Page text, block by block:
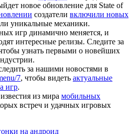
новое обновление для State of
создатели включили новых
уникальные механики.
игр динамично меняется, и
интересные релизы. Следите за
узнать первыми о новейших
за нашими новостями в
7, чтобы видеть актуальные
игр.
из мира мобильных
встреч и удачных игровых
на андроид